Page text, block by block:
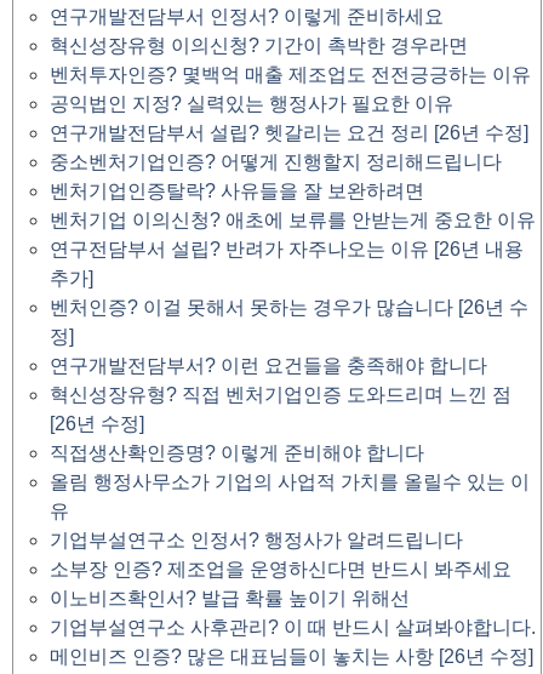
연구개발전담부서 인정서? 이렇게 준비하세요
혁신성장유형 이의신청? 기간이 촉박한 경우라면
벤처투자인증? 몇백억 매출 제조업도 전전긍긍하는 이유
공익법인 지정? 실력있는 행정사가 필요한 이유
연구개발전담부서 설립? 헷갈리는 요건 정리 [26년 수정]
중소벤처기업인증? 어떻게 진행할지 정리해드립니다
벤처기업인증탈락? 사유들을 잘 보완하려면
벤처기업 이의신청? 애초에 보류를 안받는게 중요한 이유
연구전담부서 설립? 반려가 자주나오는 이유 [26년 내용
추가]
벤처인증? 이걸 못해서 못하는 경우가 많습니다 [26년 수
정]
연구개발전담부서? 이런 요건들을 충족해야 합니다
혁신성장유형? 직접 벤처기업인증 도와드리며 느낀 점
[26년 수정]
직접생산확인증명? 이렇게 준비해야 합니다
올림 행정사무소가 기업의 사업적 가치를 올릴수 있는 이
유
기업부설연구소 인정서? 행정사가 알려드립니다
소부장 인증? 제조업을 운영하신다면 반드시 봐주세요
이노비즈확인서? 발급 확률 높이기 위해선
기업부설연구소 사후관리? 이 때 반드시 살펴봐야합니다.
메인비즈 인증? 많은 대표님들이 놓치는 사항 [26년 수정]